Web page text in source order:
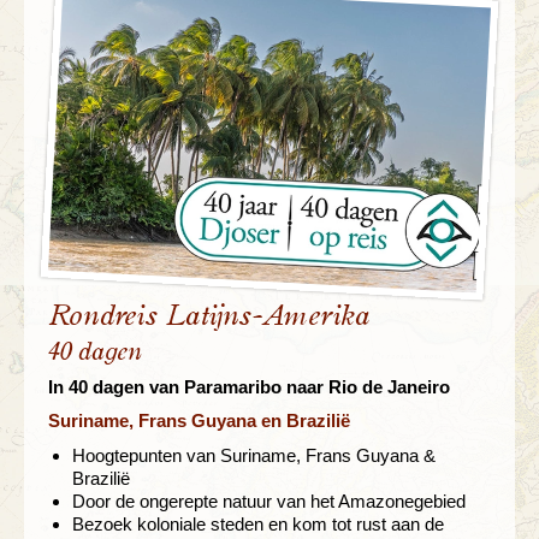
Rondreis Latijns-Amerika
40 dagen
In 40 dagen van Paramaribo naar Rio de Janeiro
Suriname, Frans Guyana en Brazilië
Hoogtepunten van Suriname, Frans Guyana &
Brazilië
Door de ongerepte natuur van het Amazonegebied
Bezoek koloniale steden en kom tot rust aan de